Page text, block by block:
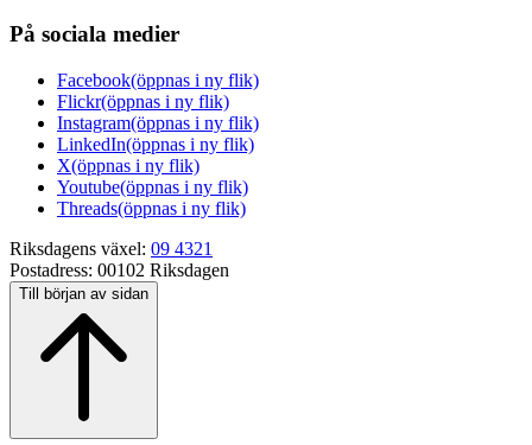
På sociala medier
Facebook(öppnas i ny flik)
Flickr(öppnas i ny flik)
Instagram(öppnas i ny flik)
LinkedIn(öppnas i ny flik)
X(öppnas i ny flik)
Youtube(öppnas i ny flik)
Threads(öppnas i ny flik)
Riksdagens växel: 09 4321
Postadress: 00102 Riksdagen
Till början av sidan